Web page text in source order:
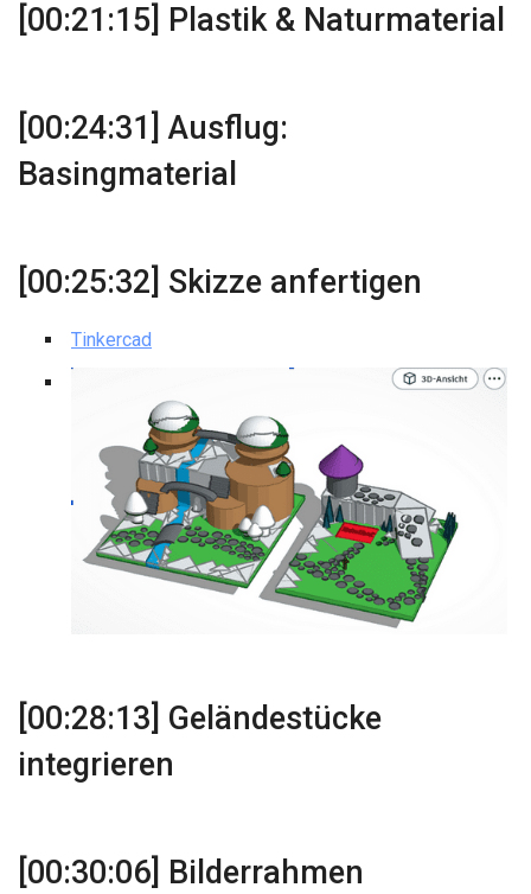
[00:21:15] Plastik & Naturmaterial
[00:24:31] Ausflug:
Basingmaterial
[00:25:32] Skizze anfertigen
Tinkercad
[00:28:13] Geländestücke
integrieren
[00:30:06] Bilderrahmen